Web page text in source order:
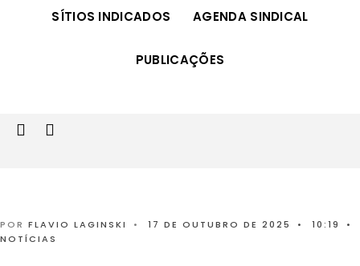
SÍTIOS INDICADOS AGENDA SINDICAL
PUBLICAÇÕES
POR FLAVIO LAGINSKI • 17 DE OUTUBRO DE 2025 • 10:19
•
NOTÍCIAS